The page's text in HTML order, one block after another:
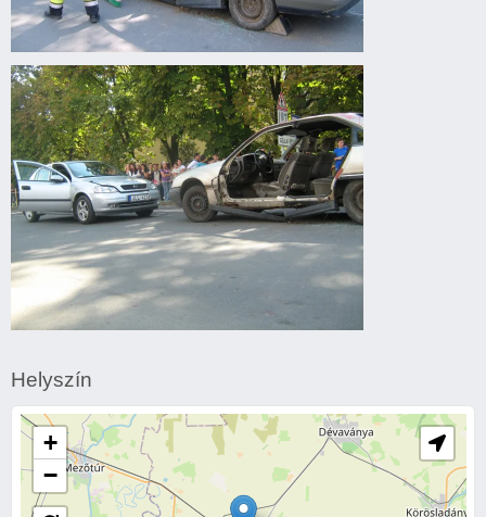
Drogprevenciós
előadás
Gyomaendrődön
Gyomaendrődön
Helyszín
+
−